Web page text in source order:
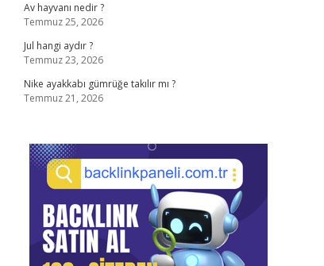
Av hayvanı nedir ?
Temmuz 25, 2026
Jul hangi aydır ?
Temmuz 23, 2026
Nike ayakkabı gümrüğe takılır mı ?
Temmuz 21, 2026